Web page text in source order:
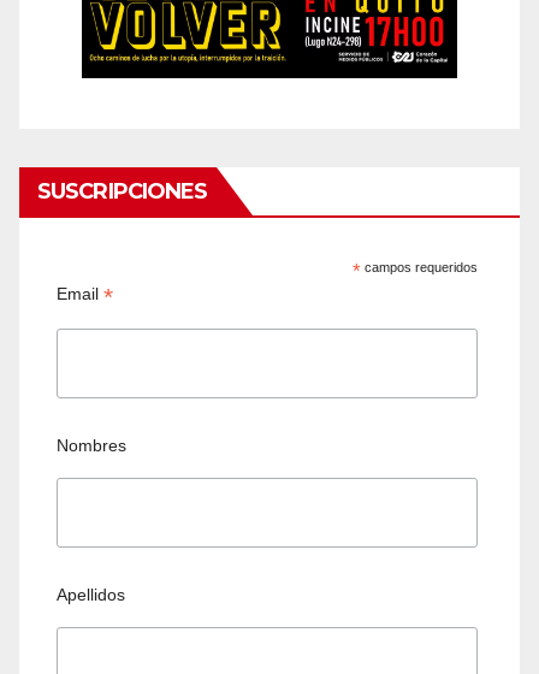
SUSCRIPCIONES
* campos requeridos
Email*
Nombres
Apellidos